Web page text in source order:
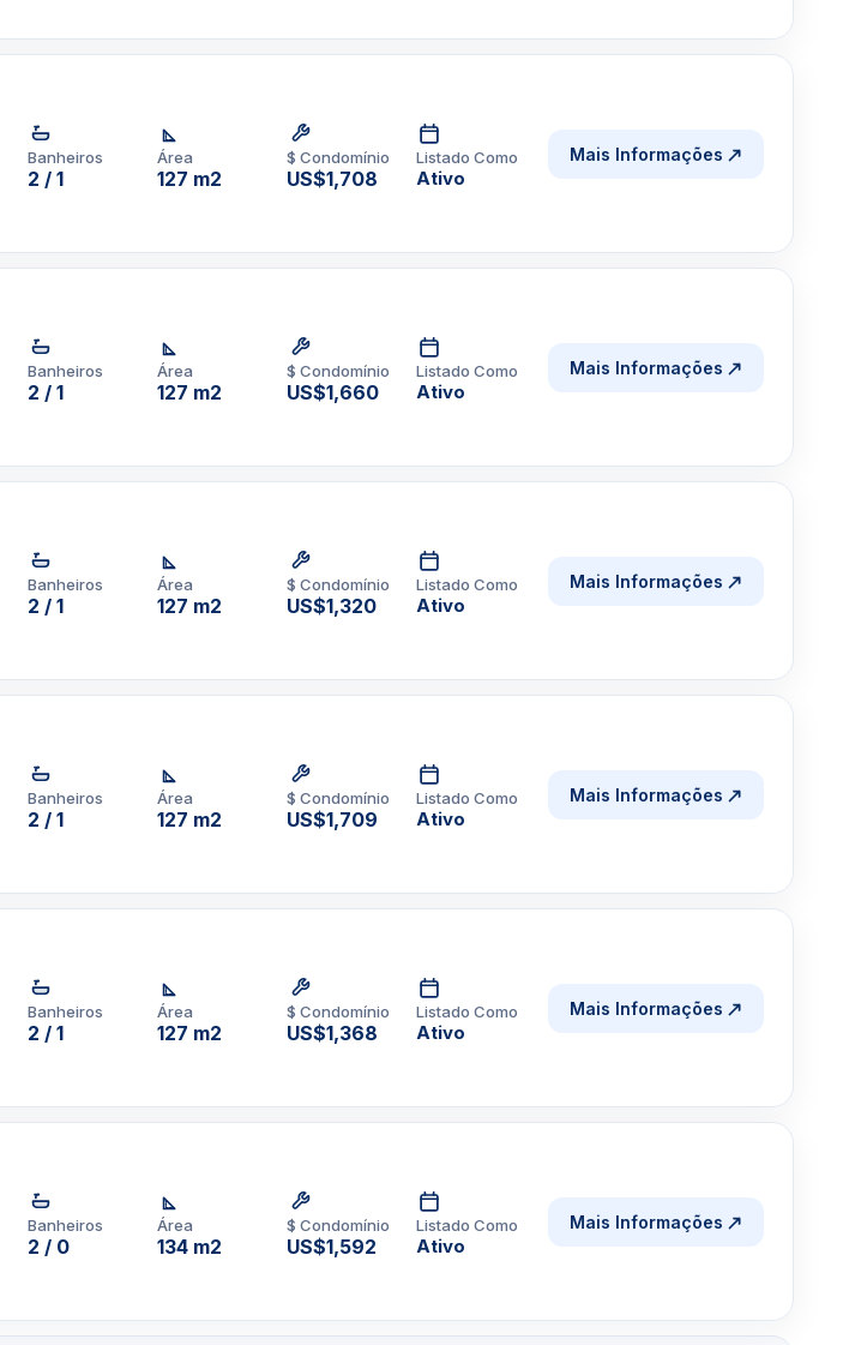
Banheiros
2 / 1
Área
127 m2
$ Condomínio
US$1,708
Listado Como
Ativo
Mais Informações
Banheiros
2 / 1
Área
127 m2
$ Condomínio
US$1,660
Listado Como
Ativo
Mais Informações
Banheiros
2 / 1
Área
127 m2
$ Condomínio
US$1,320
Listado Como
Ativo
Mais Informações
Banheiros
2 / 1
Área
127 m2
$ Condomínio
US$1,709
Listado Como
Ativo
Mais Informações
Banheiros
2 / 1
Área
127 m2
$ Condomínio
US$1,368
Listado Como
Ativo
Mais Informações
Banheiros
2 / 0
Área
134 m2
$ Condomínio
US$1,592
Listado Como
Ativo
Mais Informações